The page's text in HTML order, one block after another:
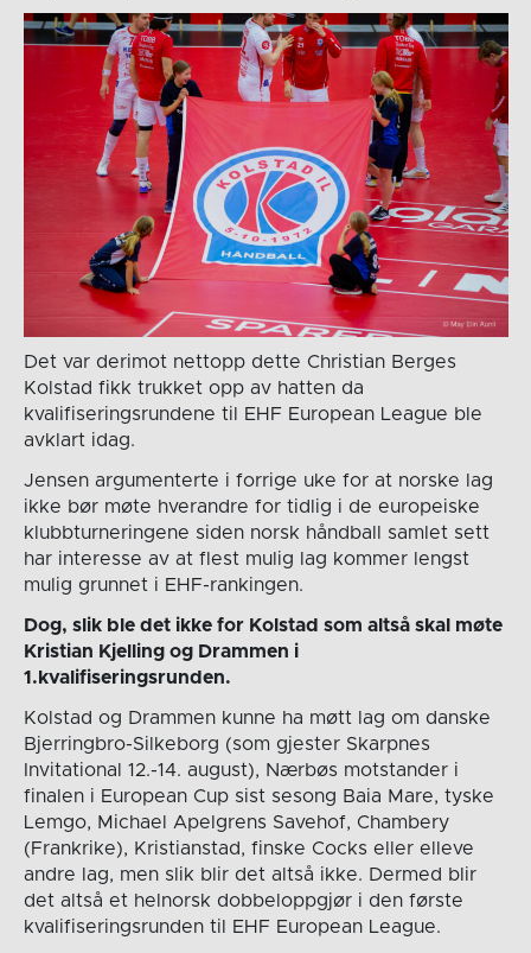
Det var derimot nettopp dette Christian Berges
Kolstad fikk trukket opp av hatten da
kvalifiseringsrundene til EHF European League ble
avklart idag.
Jensen argumenterte i forrige uke for at norske lag
ikke bør møte hverandre for tidlig i de europeiske
klubbturneringene siden norsk håndball samlet sett
har interesse av at flest mulig lag kommer lengst
mulig grunnet i EHF-rankingen.
Dog, slik ble det ikke for Kolstad som altså skal møte
Kristian Kjelling og Drammen i
1.kvalifiseringsrunden.
Kolstad og Drammen kunne ha møtt lag om danske
Bjerringbro-Silkeborg (som gjester Skarpnes
Invitational 12.-14. august), Nærbøs motstander i
finalen i European Cup sist sesong Baia Mare, tyske
Lemgo, Michael Apelgrens Savehof, Chambery
(Frankrike), Kristianstad, finske Cocks eller elleve
andre lag, men slik blir det altså ikke. Dermed blir
det altså et helnorsk dobbeloppgjør i den første
kvalifiseringsrunden til EHF European League.